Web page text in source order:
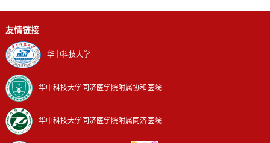
友情链接
华中科技大学
华中科技大学同济医学院附属协和医院
华中科技大学同济医学院附属同济医院